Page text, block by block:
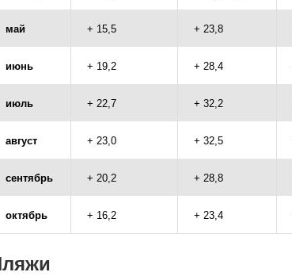
май + 15,5 + 23,8
июнь + 19,2 + 28,4
июль + 22,7 + 32,2
август + 23,0 + 32,5
сентябрь + 20,2 + 28,8
октябрь + 16,2 + 23,4